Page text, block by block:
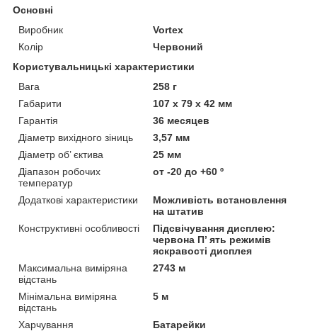
Основні
Виробник
Vortex
Колір
Червоний
Користувальницькі характеристики
Вага
258 г
Габарити
107 x 79 х 42 мм
Гарантія
36 месяцев
Діаметр вихідного зіниць
3,57 мм
Діаметр об’ єктива
25 мм
Діапазон робочих
температур
от -20 до +60 º
Додаткові характеристики
Можливість встановлення
на штатив
Конструктивні особливості
Підсвічування дисплею:
червона П’ ять режимів
яскравості дисплея
Максимальна виміряна
відстань
2743 м
Мінімальна виміряна
відстань
5 м
Харчування
Батарейки